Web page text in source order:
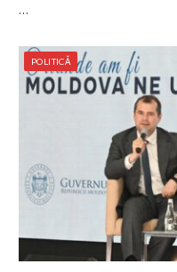
…
POLITICĂ